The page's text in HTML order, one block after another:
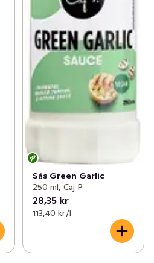
Sås Green Garlic
250 ml, Caj P
28,35 kr
113,40 kr /l